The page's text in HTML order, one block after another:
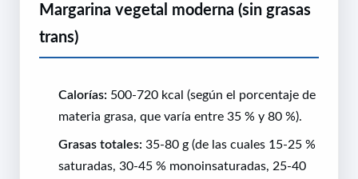
Margarina vegetal moderna (sin grasas
trans)
Calorías: 500-720 kcal (según el porcentaje de
materia grasa, que varía entre 35 % y 80 %).
Grasas totales: 35-80 g (de las cuales 15-25 %
saturadas, 30-45 % monoinsaturadas, 25-40